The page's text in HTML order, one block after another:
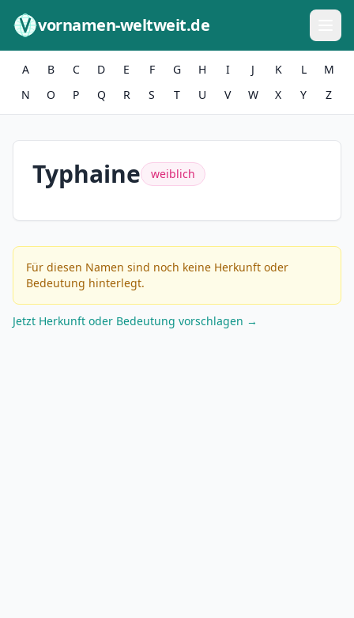
vornamen-weltweit.de
A B C D E F G H I J K L
M
N
O P Q R S T U V W X Y Z
Typhaine weiblich
Für diesen Namen sind noch keine Herkunft oder
Bedeutung hinterlegt.
Jetzt Herkunft oder Bedeutung vorschlagen →